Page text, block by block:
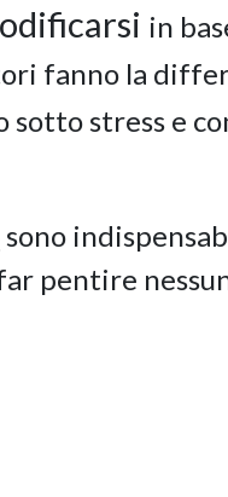
in
fanno la
stress e
sono
pentire